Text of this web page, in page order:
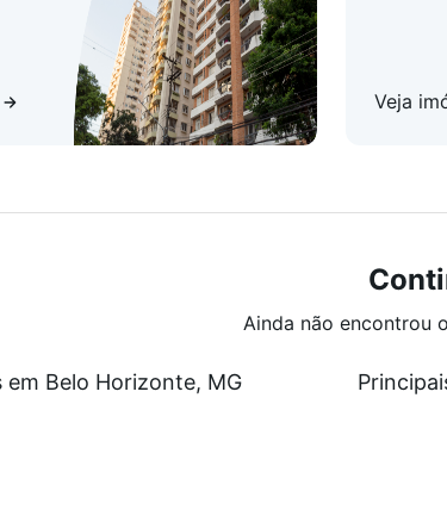
Veja
Ainda não encontrou
em Belo Horizonte, MG